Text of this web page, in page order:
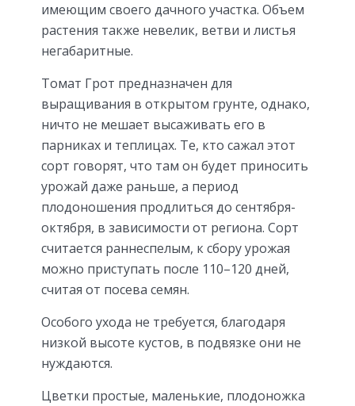
имеющим своего дачного участка. Объем
растения также невелик, ветви и листья
негабаритные.
Томат Грот предназначен для
выращивания в открытом грунте, однако,
ничто не мешает высаживать его в
парниках и теплицах. Те, кто сажал этот
сорт говорят, что там он будет приносить
урожай даже раньше, а период
плодоношения продлиться до сентября-
октября, в зависимости от региона. Сорт
считается раннеспелым, к сбору урожая
можно приступать после 110–120 дней,
считая от посева семян.
Особого ухода не требуется, благодаря
низкой высоте кустов, в подвязке они не
нуждаются.
Цветки простые, маленькие, плодоножка